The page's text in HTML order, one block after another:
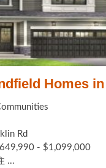
Homes
Rd
- $1,099,000
...